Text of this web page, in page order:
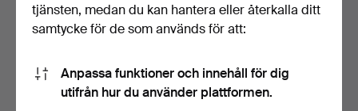
tjänsten, medan du kan hantera eller återkalla ditt
samtycke för de som används för att:
Anpassa funktioner och innehåll för dig
utifrån hur du använder plattformen.